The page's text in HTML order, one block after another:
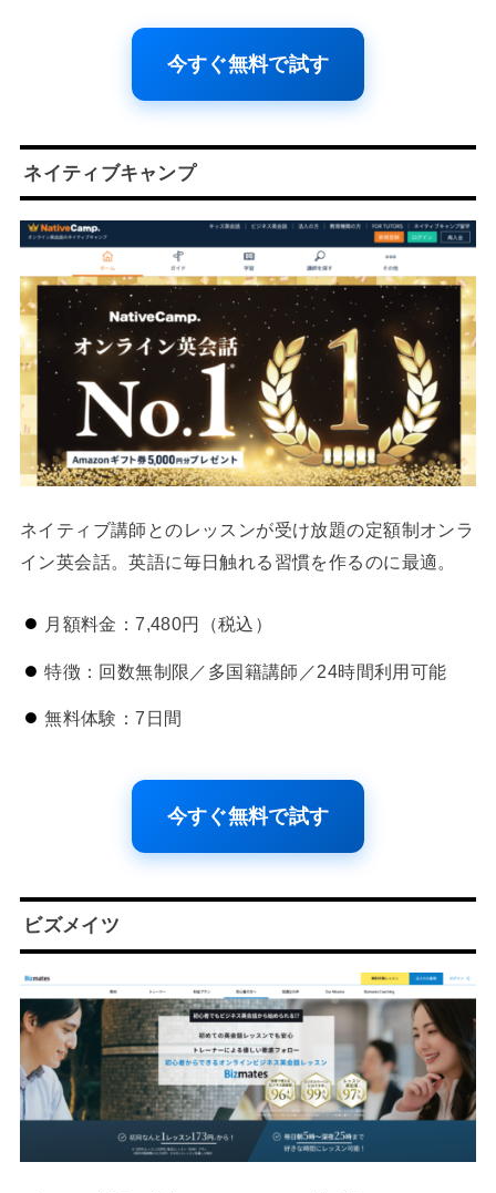
今すぐ無料で試す
ネイティブキャンプ
ネイティブ講師とのレッスンが受け放題の定額制オンラ
イン英会話。英語に毎日触れる習慣を作るのに最適。
月額料金：7,480円（税込）
特徴：回数無制限／多国籍講師／24時間利用可能
無料体験：7日間
今すぐ無料で試す
ビズメイツ